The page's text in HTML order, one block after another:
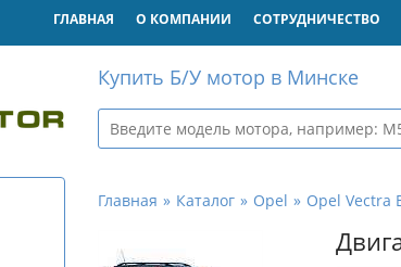
ГЛАВНАЯ О КОМПАНИИ СОТРУДНИЧЕСТВО
Купить Б/У мотор в Минске
Главная Каталог Opel Opel Vectra